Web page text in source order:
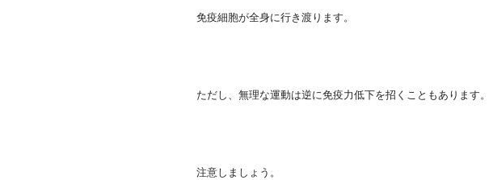
免疫細胞が全身に行き渡ります。
ただし、無理な運動は逆に免疫力低下を招くこともあります。
注意しましょう。